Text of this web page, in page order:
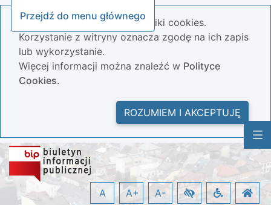
Przejdź do menu głównego
Nasza strona wykorzystuje pliki cookies.
Korzystanie z witryny oznacza zgodę na ich zapis
lub wykorzystanie.
Więcej informacji można znaleźć w Polityce
Cookies.
ROZUMIEM I AKCEPTUJĘ
A A+ A-